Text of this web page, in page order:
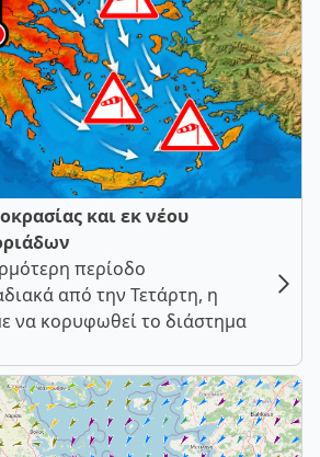
και εκ νέου
περίοδο
από την Τετάρτη, η
να κορυφωθεί το διάστημα